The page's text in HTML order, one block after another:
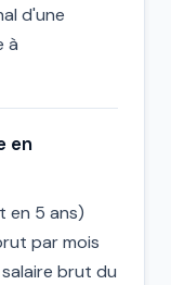
d'une
à
en
en 5 ans)
par mois
salaire brut du